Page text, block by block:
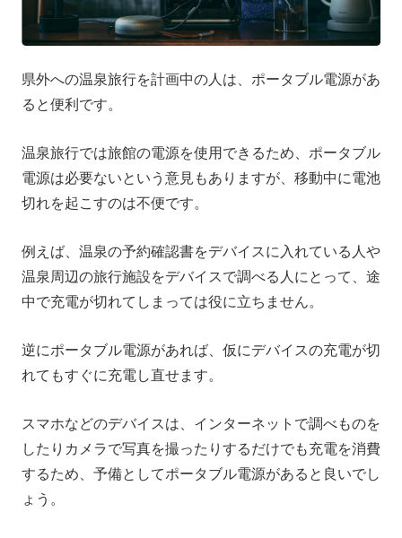
県外への温泉旅行を計画中の人は、ポータブル電源があ
ると便利です。
温泉旅行では旅館の電源を使用できるため、ポータブル
電源は必要ないという意見もありますが、移動中に電池
切れを起こすのは不便です。
例えば、温泉の予約確認書をデバイスに入れている人や
温泉周辺の旅行施設をデバイスで調べる人にとって、途
中で充電が切れてしまっては役に立ちません。
逆にポータブル電源があれば、仮にデバイスの充電が切
れてもすぐに充電し直せます。
スマホなどのデバイスは、インターネットで調べものを
したりカメラで写真を撮ったりするだけでも充電を消費
するため、予備としてポータブル電源があると良いでし
ょう。